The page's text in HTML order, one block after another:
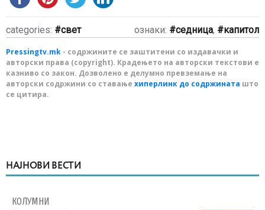
categories: свет ознаки: седница, капитол
Pressingtv.mk - содржините се заштитени со издавачки и
авторски права (copyright). Крадењето на авторски текстови е
казниво со закон. Дозволено е делумно превземање на
авторски содржини со ставање хиперлинк до содржината што
се цитира.
НАЈНОВИ ВЕСТИ
КОЛУМНИ